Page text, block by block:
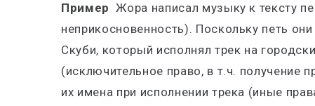
Пример Жора написал музыку к тексту
неприкосновенность). Поскольку петь
Скуби, который исполнял трек на
(исключительное право, в т.ч. получение
их имена при исполнении трека (иные